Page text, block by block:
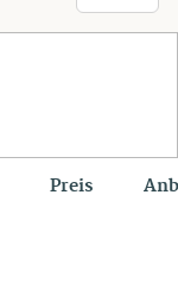
Preis